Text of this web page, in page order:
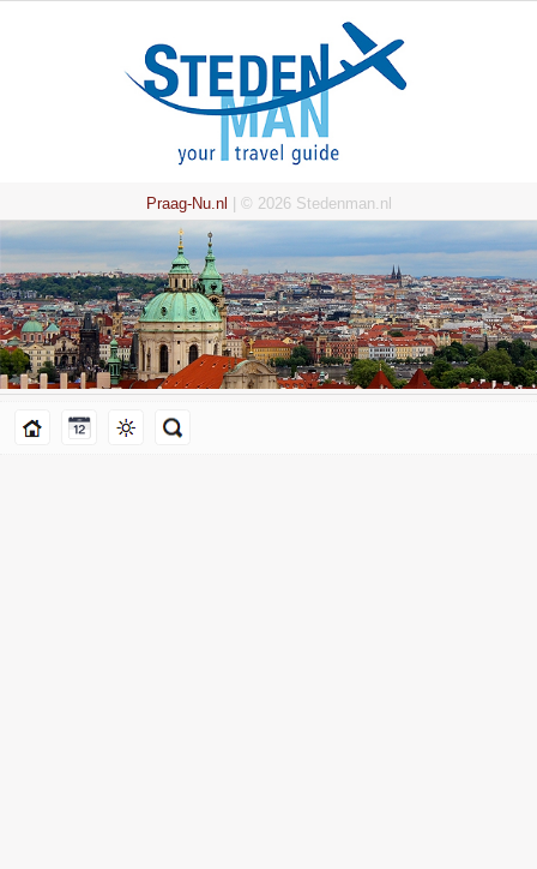
Praag-Nu.nl | © 2026 Stedenman.nl